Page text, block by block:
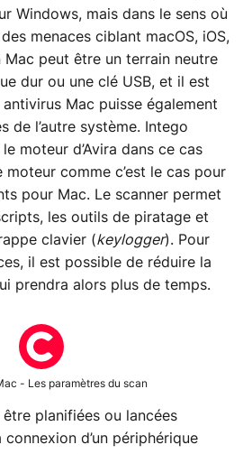
Windows, mais dans le sens où
menaces ciblant macOS, iOS,
Mac peut être un terrain neutre
dur ou une clé USB, et il est
Mac puisse également
de l’autre système. Intego
moteur d’Avira dans ce cas
comme c’est le cas pour
pour Mac. Le scanner permet
les outils de piratage et
clavier (keylogger). Pour
il est possible de réduire la
prendra alors plus de temps.
- Les paramètres du scan
être planifiées ou lancées
d’un périphérique